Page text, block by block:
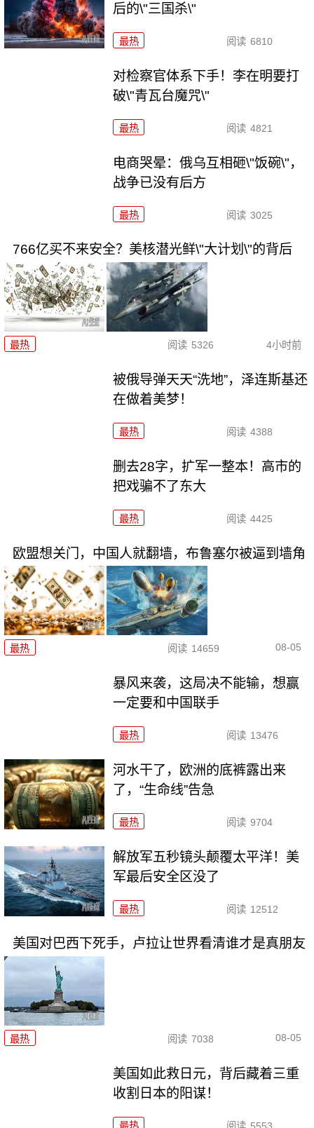
后的\"三国杀\"
最热 阅读 6810
对检察官体系下手！李在明要打
破\"青瓦台魔咒\"
最热 阅读 4821
电商哭晕：俄乌互相砸\"饭碗\"，
战争已没有后方
最热 阅读 3025
766亿买不来安全？美核潜光鲜\"大计划\"的背后
最热 阅读 5326 4小时前
被俄导弹天天“洗地”，泽连斯基还
在做着美梦！
最热 阅读 4388
删去28字，扩军一整本！高市的
把戏骗不了东大
最热 阅读 4425
欧盟想关门，中国人就翻墙，布鲁塞尔被逼到墙角
最热 阅读 14659 08-05
暴风来袭，这局决不能输，想赢
一定要和中国联手
最热 阅读 13476
河水干了，欧洲的底裤露出来
了，“生命线”告急
最热 阅读 9704
解放军五秒镜头颠覆太平洋！美
军最后安全区没了
最热 阅读 12512
美国对巴西下死手，卢拉让世界看清谁才是真朋友
最热 阅读 7038 08-05
美国如此救日元，背后藏着三重
收割日本的阳谋！